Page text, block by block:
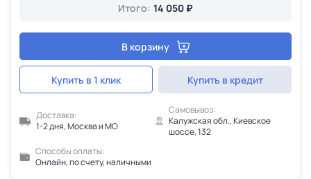
Итого: 14 050 ₽
В корзину
Купить в 1 клик Купить в кредит
Доставка:
1-2 дня, Москва и МО
Самовывоз:
Калужская обл., Киевское
шоссе, 132
Способы оплаты:
Онлайн, по счету, наличными